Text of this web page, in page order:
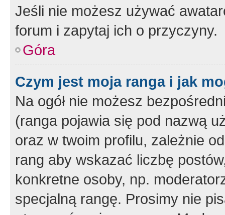
Jeśli nie możesz używać
forum i zapytaj ich o przyczyny.
Góra
Czym jest moja ranga i jak
Na ogół nie możesz
(ranga pojawia się pod nazwą
oraz w twoim profilu, zależnie
rang aby wskazać liczbę
konkretne osoby, np.
specjalną rangę. Prosimy nie